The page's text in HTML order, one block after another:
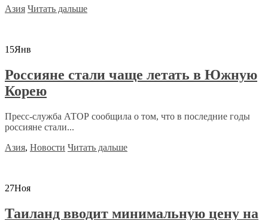
Азия Читать дальше
15Янв
Россияне стали чаще летать в Южную
Корею
Пресс-служба АТОР сообщила о том, что в последние годы
россияне стали...
Азия, Новости Читать дальше
27Ноя
Таиланд вводит минимальную цену на